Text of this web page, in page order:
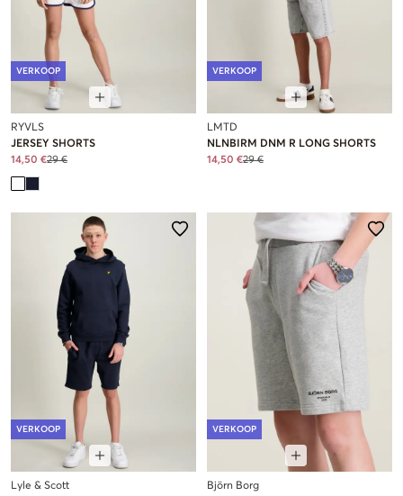
VERKOOP
RYVLS
JERSEY SHORTS
14,50 €29 €
VERKOOP
LMTD
NLNBIRM DNM R LONG SHORTS
14,50 €29 €
VERKOOP
Lyle & Scott
VERKOOP
Björn Borg